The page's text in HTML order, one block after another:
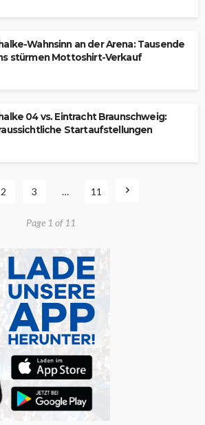
Wahnsinn an der Arena: Tausende
stürmen Mottoshirt-Verkauf
04 vs. Eintracht Braunschweig:
Startaufstellungen
2 3 … 11
Page 1 of 11